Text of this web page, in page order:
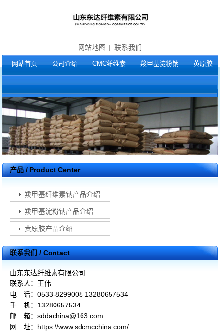
网站地图 | 联系我们
网站首页 公司介绍 CMC纤维素 羧甲基淀粉钠 黄原胶
产品 / Product Center
羧甲基纤维素钠产品介绍
羧甲基淀粉钠产品介绍
黄原胶产品介绍
联系我们 / Contact
山东东达纤维素有限公司
联系人：王伟
电 话：0533-8299008 13280657534
手 机：13280657534
邮 箱：sddachina@163.com
网 址：https://www.sdcmcchina.com/